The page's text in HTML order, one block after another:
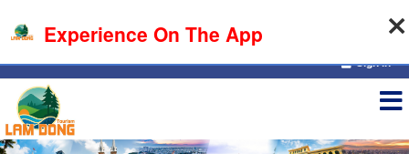
07-08-2026, 09:40:40
Sign in
Experience On The App